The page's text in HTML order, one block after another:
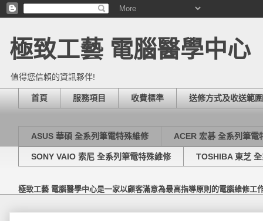
極致工藝 電腦醫學中心
值得您信賴的資訊夥伴!
首頁 服務項目 收費標準 送修方式及收送範圍
ASUS 華碩 全系列筆電特殊維修 ACER 宏碁 全系列筆電
SONY VAIO 索尼 全系列筆電特殊維修 TOSHIBA 東芝
極致工藝 電腦醫學中心是一家以顧客滿意為最高指導原則的電腦維修